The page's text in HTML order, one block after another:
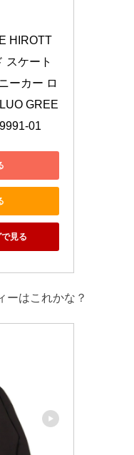
HIROTT
スケート
ーカー ロ
GREE
01
見る
ーはこれかな？